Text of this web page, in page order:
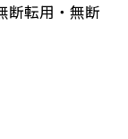
断転用・無断